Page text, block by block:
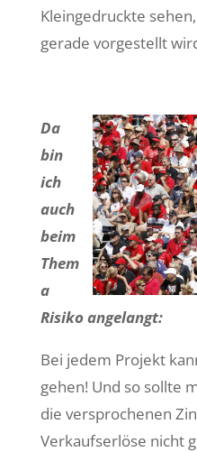
Kleingedruckte
gerade vorgestellt
Da
bin
ich
auch
beim
Them
a
Risiko angelangt:
Bei jedem Projekt
gehen! Und so sollte
die versprochenen
Verkaufserlöse nicht